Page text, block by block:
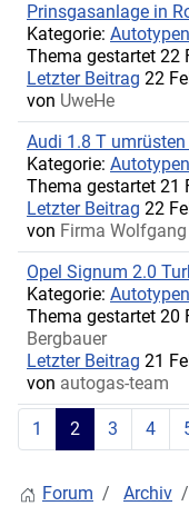
Prinsgasanlage in
Kategorie:
Thema gestartet 22
Letzter Beitrag 22
von UweHe
Audi 1.8 T
Kategorie:
Thema gestartet 21
Letzter Beitrag 22
von Firma
Opel Signum 2.0
Kategorie:
Thema gestartet 20
Bergbauer
Letzter Beitrag 21
von autogas-team
1 2 3 4
Forum Archiv